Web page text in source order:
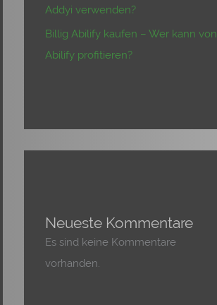
Addyi verwenden?
Billig Abilify kaufen – Wer kann von
Abilify profitieren?
Neueste Kommentare
Es sind keine Kommentare
vorhanden.